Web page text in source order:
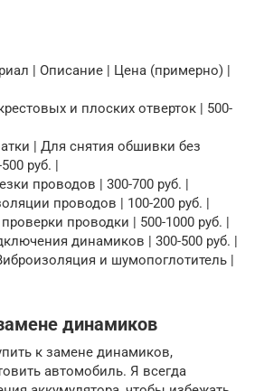
| Описание | Цена (примерно) |
и плоских отверток | 500-
| Для снятия обшивки без
руб. |
проводов | 300-700 руб. |
проводов | 100-200 руб. |
проводки | 500-1000 руб. |
динамиков | 300-500 руб. |
и шумопоглотитель |
динамиков
к замене динамиков,
автомобиль. Я всегда